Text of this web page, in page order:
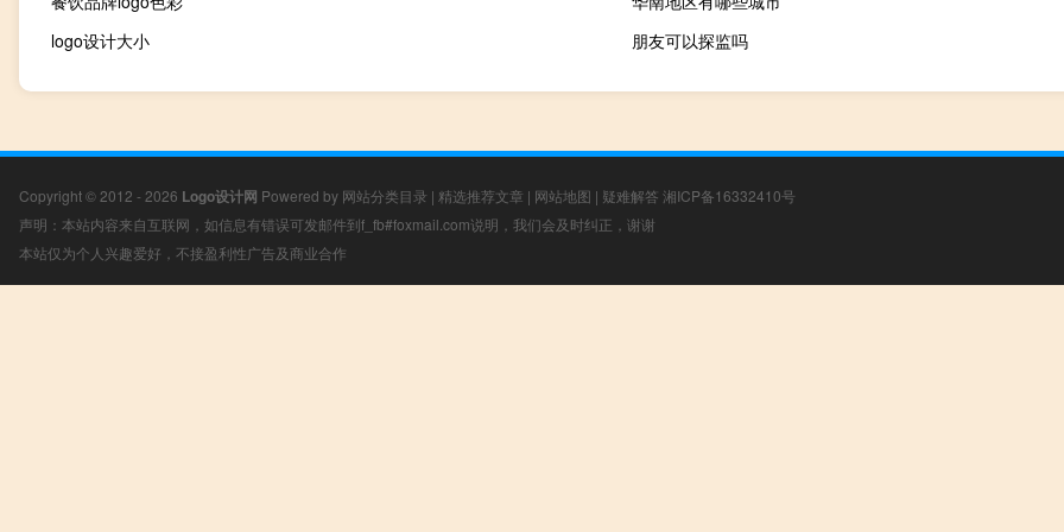
logo设计大小
朋友可以探监吗
Copyright © 2012 - 2026 Logo设计网 Powered by 网站分类目录 | 精选推荐文章 | 网站地图 | 疑难解答 湘ICP备16332410号
声明：本站内容来自互联网，如信息有错误可发邮件到f_fb#foxmail.com说明，我们会及时纠正，谢谢
本站仅为个人兴趣爱好，不接盈利性广告及商业合作